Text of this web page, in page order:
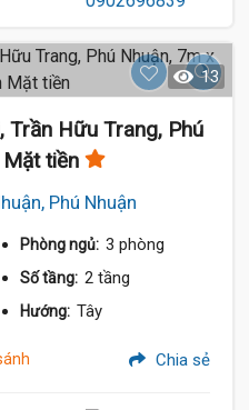
13
Trần Hữu Trang, Phú
tiền
Phú Nhuận
Phòng ngủ: 3 phòng
Số tầng: 2 tầng
Hướng: Tây
Chia sẻ